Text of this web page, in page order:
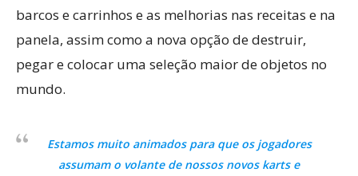
barcos e carrinhos e as melhorias nas receitas e na
panela, assim como a nova opção de destruir,
pegar e colocar uma seleção maior de objetos no
mundo.
Estamos muito animados para que os jogadores
assumam o volante de nossos novos karts e